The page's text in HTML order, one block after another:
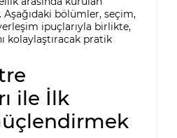
Aşağıdaki bölümler, seçim,
ipuçlarıyla birlikte,
kolaylaştıracak pratik
ile İlk